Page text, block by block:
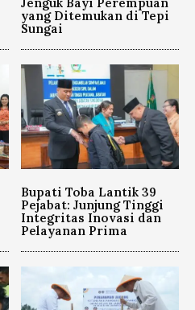
yang Ditemukan di Tepi
Sungai
Bupati Toba Lantik 39
Pejabat: Junjung Tinggi
Integritas Inovasi dan
Pelayanan Prima